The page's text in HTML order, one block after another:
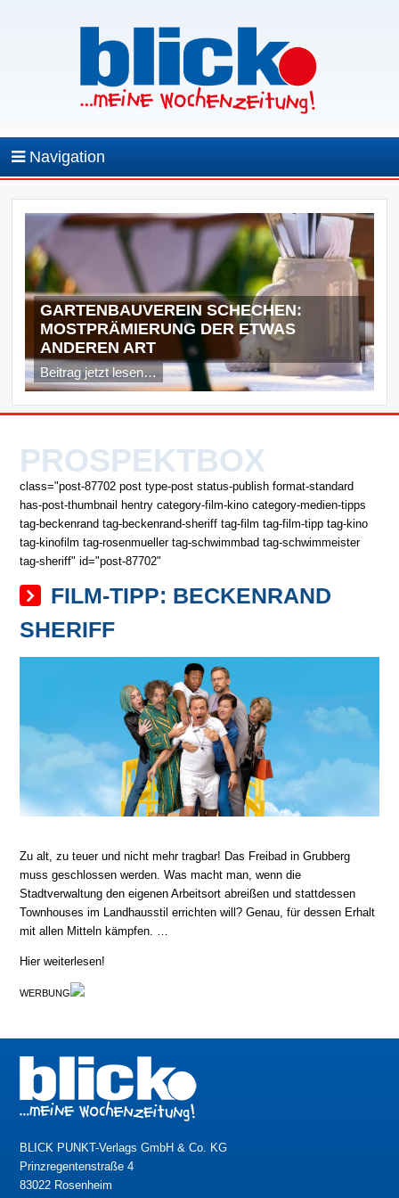
Navigation
GARTENBAUVEREIN SCHECHEN:
MOSTPRÄMIERUNG DER ETWAS
ANDEREN ART
Beitrag jetzt lesen…
PROSPEKTBOX
class="post-87702 post type-post status-publish format-standard
has-post-thumbnail hentry category-film-kino category-medien-tipps
tag-beckenrand tag-beckenrand-sheriff tag-film tag-film-tipp tag-kino
tag-kinofilm tag-rosenmueller tag-schwimmbad tag-schwimmeister
tag-sheriff" id="post-87702"
FILM-TIPP: BECKENRAND
SHERIFF
Zu alt, zu teuer und nicht mehr tragbar! Das Freibad in Grubberg
muss geschlossen werden. Was macht man, wenn die
Stadtverwaltung den eigenen Arbeitsort abreißen und stattdessen
Townhouses im Landhausstil errichten will? Genau, für dessen Erhalt
mit allen Mitteln kämpfen. …
Hier weiterlesen!
WERBUNG
BLICK PUNKT-Verlags GmbH & Co. KG
Prinzregentenstraße 4
83022 Rosenheim